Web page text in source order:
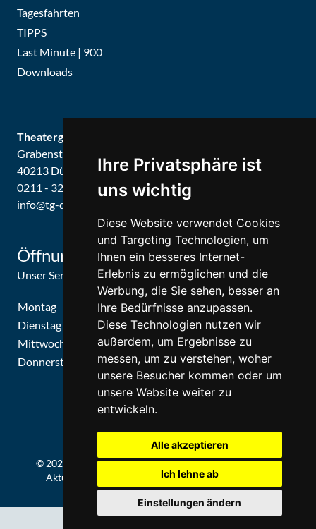
Ihre Privatsphäre ist
uns wichtig
Diese Website verwendet Cookies
und Targeting Technologien, um
Ihnen ein besseres Internet-
Erlebnis zu ermöglichen und die
Werbung, die Sie sehen, besser an
Ihre Bedürfnisse anzupassen.
Diese Technologien nutzen wir
außerdem, um Ergebnisse zu
messen, um zu verstehen, woher
unsere Besucher kommen oder um
unsere Website weiter zu
entwickeln.
Alle akzeptieren
Ich lehne ab
Einstellungen ändern
Tagesfahrten
TIPPS
Last Minute | 900
Downloads
Theatergemeinde Düsseldorf
Grabenstraße 8
40213 Düsseldorf
0211 - 326679 / 326887
info@tg-d.de
Öffnungszeiten
Unser Service-Center ist zu folgenden Zeiten geöffnet
Montag
09:30 Uhr - 15:30 Uhr
Dienstag
09:30 Uhr - 15:30 Uhr
Mittwoch
09:30 Uhr - 15:30 Uhr
Donnerstag
09:30 Uhr - 15:30 Uhr
© 2026 | Theatergemeinde Düsseldorf | 2026/27 | Letzte
Aktualisierung: Freitag, 07. August 2026, 19:15 Uhr